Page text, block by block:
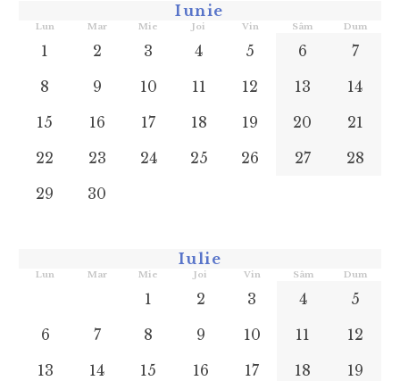
Iunie
Lun Mar Mie Joi Vin Sâm Dum
1 2 3 4 5 6
7
8
9 10 11 12 13
14
15
16 17 18 19 20
21
22
23 24 25 26 27
28
29
30
Iulie
Lun Mar Mie Joi Vin Sâm Dum
1 2 3 4
5
6
7 8 9 10 11
12
13
14 15 16 17 18
19